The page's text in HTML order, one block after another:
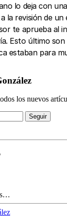
lo deja con
la revisión de un
te aprueba al
Esto último son
estaban para
los nuevos